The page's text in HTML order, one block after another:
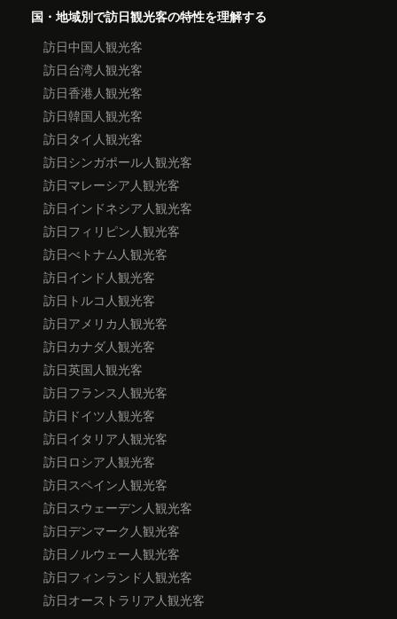
国・地域別で訪日観光客の特性を理解する
訪日中国人観光客
訪日台湾人観光客
訪日香港人観光客
訪日韓国人観光客
訪日タイ人観光客
訪日シンガポール人観光客
訪日マレーシア人観光客
訪日インドネシア人観光客
訪日フィリピン人観光客
訪日べトナム人観光客
訪日インド人観光客
訪日トルコ人観光客
訪日アメリカ人観光客
訪日カナダ人観光客
訪日英国人観光客
訪日フランス人観光客
訪日ドイツ人観光客
訪日イタリア人観光客
訪日ロシア人観光客
訪日スペイン人観光客
訪日スウェーデン人観光客
訪日デンマーク人観光客
訪日ノルウェー人観光客
訪日フィンランド人観光客
訪日オーストラリア人観光客